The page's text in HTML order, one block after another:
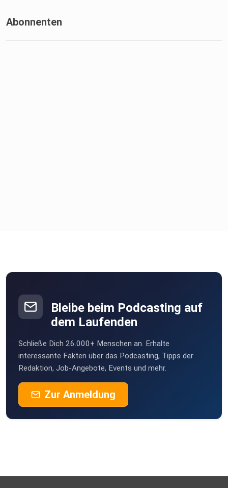
Abonnenten
Bleibe beim Podcasting auf
dem Laufenden
Schließe Dich 26.000+ Menschen an. Erhalte
interessante Fakten über das Podcasting, Tipps der
Redaktion, Job-Angebote, Events und mehr.
Zur Anmeldung